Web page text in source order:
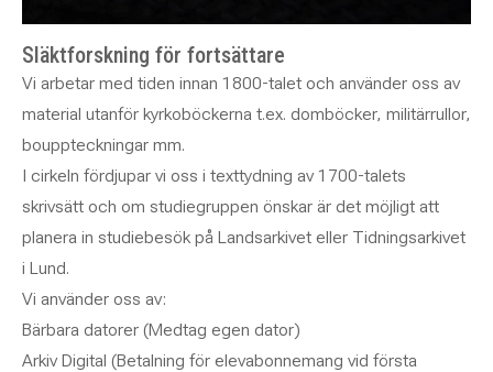
Släktforskning för fortsättare
Vi arbetar med tiden innan 1800-talet och använder oss av
material utanför kyrkoböckerna t.ex. domböcker, militärrullor,
bouppteckningar mm.
I cirkeln fördjupar vi oss i texttydning av 1700-talets
skrivsätt och om studiegruppen önskar är det möjligt att
planera in studiebesök på Landsarkivet eller Tidningsarkivet
i Lund.
Vi använder oss av:
Bärbara datorer (Medtag egen dator)
Arkiv Digital (Betalning för elevabonnemang vid första